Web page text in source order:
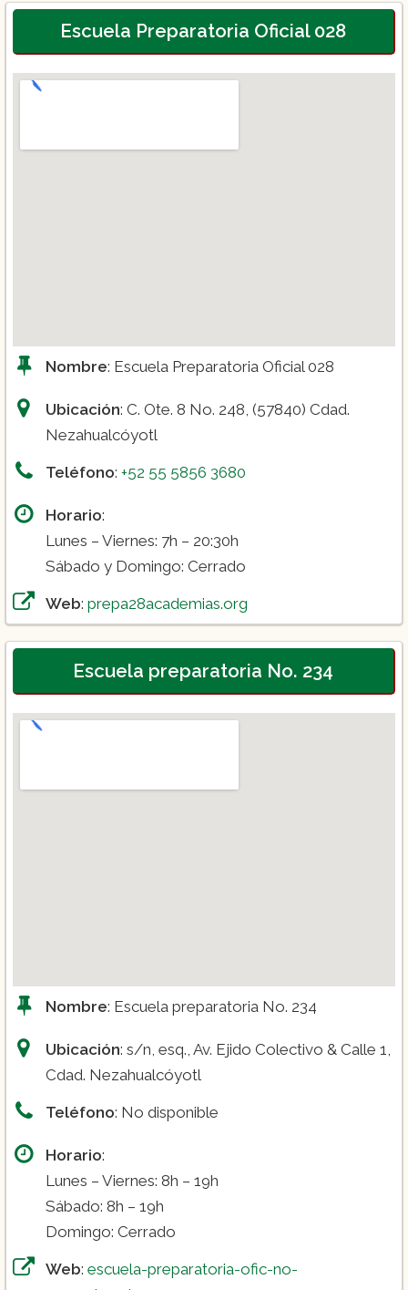
Escuela Preparatoria Oficial 028
Nombre: Escuela Preparatoria Oficial 028
Ubicación: C. Ote. 8 No. 248, (57840) Cdad.
Nezahualcóyotl
Teléfono: +52 55 5856 3680
Horario:
Lunes – Viernes: 7h – 20:30h
Sábado y Domingo: Cerrado
Web: prepa28academias.org
Escuela preparatoria No. 234
Nombre: Escuela preparatoria No. 234
Ubicación: s/n, esq., Av. Ejido Colectivo & Calle 1,
Cdad. Nezahualcóyotl
Teléfono: No disponible
Horario:
Lunes – Viernes: 8h – 19h
Sábado: 8h – 19h
Domingo: Cerrado
Web: escuela-preparatoria-ofic-no-